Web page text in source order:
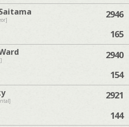
2946
165
2940
154
2921
144